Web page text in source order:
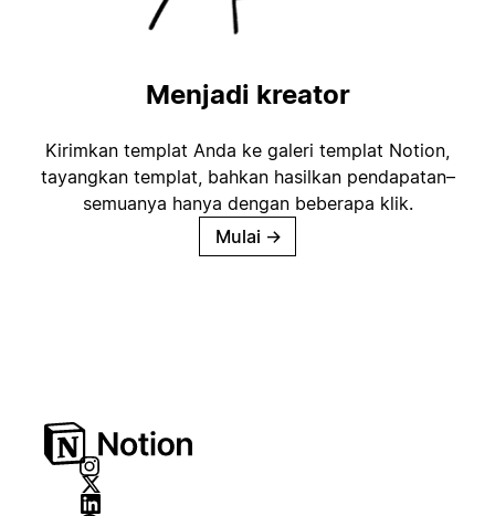
Menjadi kreator
Kirimkan templat Anda ke galeri templat Notion,
tayangkan templat, bahkan hasilkan pendapatan–
semuanya hanya dengan beberapa klik.
Mulai →